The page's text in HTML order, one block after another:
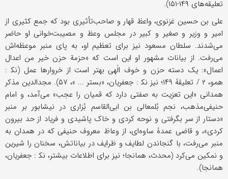
تعلیقه‌های ۱۴۹-۱۵۱).
علی بن حسین غزنوی، واعظ قهار و صاحب‌تأثیری بود که جمع کثیری از
امیر و وزیر و صغیر و کبیر در مجلس وعظ و مصیبت‌خوانی او حاضر
می‌شدند. سلطان مسعود نیز برای تعظیم او، به پای منبر موعظه‌اش
می‌رفت. از بیانات مشهور او این است که «حزمة حزن خیر من اعدال
اعمال»: یک دسته حزن و خوف الٰهی بهتر است از خروارها عمل (نک‍ :
همو، ۲ / تعلیقۀ ۱۴۹؛ نیز نک‍ : جعفریان، «بستر ... »، ۵۷). مجدالدین مذکر
همدانی «این تعزیت به صفتی دارد که قمیان را عجب» می‌آمد، و امام
حنیفی‌مذهب، نجم بُلمعالی بن ابی‌القاسم بُزاری در نیشابور بر منبر
«دستار از سر بگرفتی و نوحه کردی و خاک پاشیدی و فریاد از حد بیرون
کردی»، و قاضی عمدۀ ساوه‌ای، از وعاظ معروف حنیفی که در همدان به
منبر می‌رفت، با گنجاندن لطایف و ظرایف در بیاناتش، سخنان را شیرین
و نمکین می‌کرد (محدث، همانجا؛ نیز برای اطلاعات بیشتر، نک‍ : جعفریان،
همانجا).